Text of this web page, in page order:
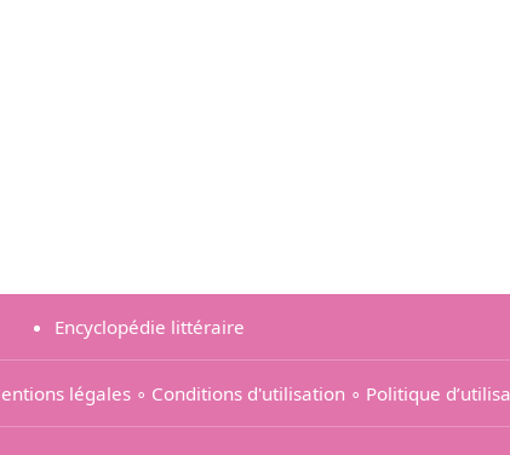
Encyclopédie littéraire
légales∘ Conditions d'utilisation ∘ Politique